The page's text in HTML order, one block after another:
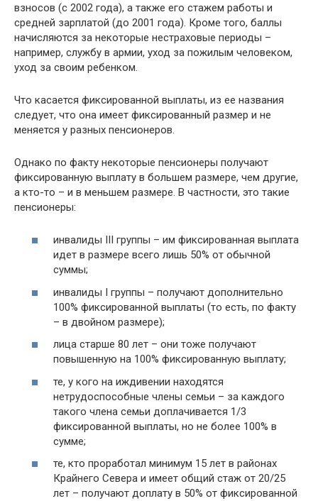
взносов (с 2002 года), а также его стажем работы и
средней зарплатой (до 2001 года). Кроме того, баллы
начисляются за некоторые нестраховые периоды –
например, службу в армии, уход за пожилым человеком,
уход за своим ребенком.
Что касается фиксированной выплаты, из ее названия
следует, что она имеет фиксированный размер и не
меняется у разных пенсионеров.
Однако по факту некоторые пенсионеры получают
фиксированную выплату в большем размере, чем другие,
а кто-то – и в меньшем размере. В частности, это такие
пенсионеры:
инвалиды III группы – им фиксированная выплата
идет в размере всего лишь 50% от обычной
суммы;
инвалиды I группы – получают дополнительно
100% фиксированной выплаты (то есть, по факту
– в двойном размере);
лица старше 80 лет – они тоже получают
повышенную на 100% фиксированную выплату;
те, у кого на иждивении находятся
нетрудоспособные члены семьи – за каждого
такого члена семьи доплачивается 1/3
фиксированной выплаты, но не более 100% в
сумме;
те, кто проработал минимум 15 лет в районах
Крайнего Севера и имеет общий стаж от 20/25
лет – получают доплату в 50% от фиксированной